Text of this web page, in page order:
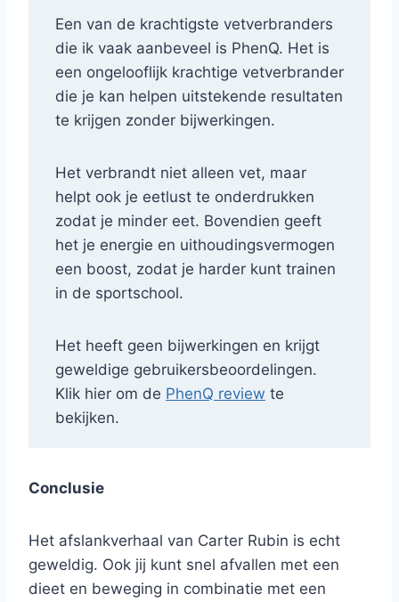
Een van de krachtigste vetverbranders
die ik vaak aanbeveel is PhenQ. Het is
een ongelooflijk krachtige vetverbrander
die je kan helpen uitstekende resultaten
te krijgen zonder bijwerkingen.
Het verbrandt niet alleen vet, maar
helpt ook je eetlust te onderdrukken
zodat je minder eet. Bovendien geeft
het je energie en uithoudingsvermogen
een boost, zodat je harder kunt trainen
in de sportschool.
Het heeft geen bijwerkingen en krijgt
geweldige gebruikersbeoordelingen.
Klik hier om de PhenQ review te
bekijken.
Conclusie
Het afslankverhaal van Carter Rubin is echt
geweldig. Ook jij kunt snel afvallen met een
dieet en beweging in combinatie met een